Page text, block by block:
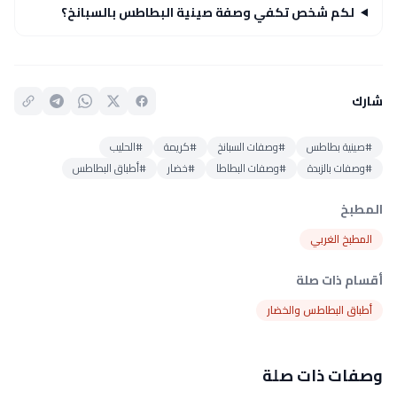
لكم شخص تكفي وصفة صينية البطاطس بالسبانخ؟
شارك
#صينية بطاطس #وصفات السبانخ #كريمة
#الحليب
#وصفات بالزبدة
#وصفات البطاطا #خضار #أطباق البطاطس
المطبخ
المطبخ الغربي
أقسام ذات صلة
أطباق البطاطس والخضار
وصفات ذات صلة